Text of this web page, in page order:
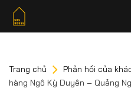
Trang chủ Phản hồi của
hàng Ngô Kỳ Duyên – Quảng